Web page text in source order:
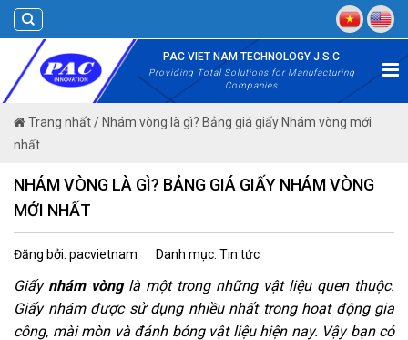
Skip
to
content
PAC VIET NAM TECHNOLOGY J.S.C
Providing Total Solutions for Manufacturing
Companies
Trang nhất/ Nhám vòng là gì? Bảng giá giấy Nhám vòng mới
nhất
NHÁM VÒNG LÀ GÌ? BẢNG GIÁ GIẤY NHÁM VÒNG
MỚI NHẤT
Đăng bởi: pacvietnam Danh mục: Tin tức
Giấy nhám vònglà một trong những vật liệu quen thuộc.
Giấy nhám được sử dụng nhiều nhất trong hoạt động gia
công, mài mòn và đánh bóng vật liệu hiện nay. Vậy bạn có